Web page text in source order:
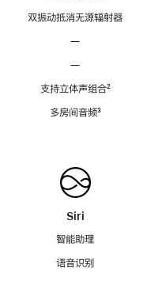
双振动抵消无源辐射器
—
—
支持立体声组合脚
²
多房间音频脚
³
Siri
智能助理
语音识别